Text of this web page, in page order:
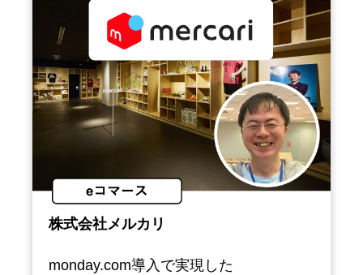
株式会社メルカリ
monday.com導入で実現した